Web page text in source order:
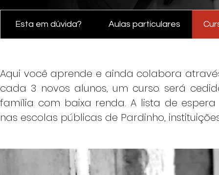
Esta em dúvida? Aulas particulares
Aqui você aprende e ainda colabora
cada 3 novos alunos, um curso será
família com baixa renda. A lista de
nas escolas públicas de Pardinho,